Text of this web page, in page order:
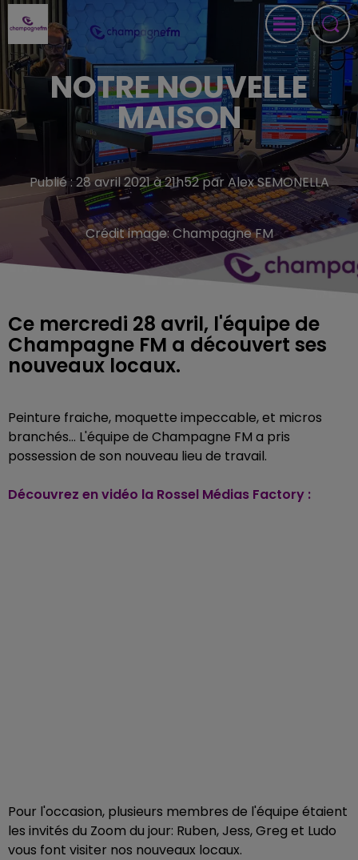
NOTRE NOUVELLE
MAISON
Publié : 28 avril 2021 à 21h52 par Alex SEMONELLA
Crédit image:Champagne FM
Ce mercredi 28 avril, l'équipe de
Champagne FM a découvert ses
nouveaux locaux.
Peinture fraiche, moquette impeccable, et micros
branchés... L'équipe de Champagne FM a pris
possession de son nouveau lieu de travail.
Découvrez en vidéo la Rossel Médias Factory :
Pour l'occasion, plusieurs membres de l'équipe étaient
les invités du Zoom du jour: Ruben, Jess, Greg et Ludo
vous font visiter nos nouveaux locaux.